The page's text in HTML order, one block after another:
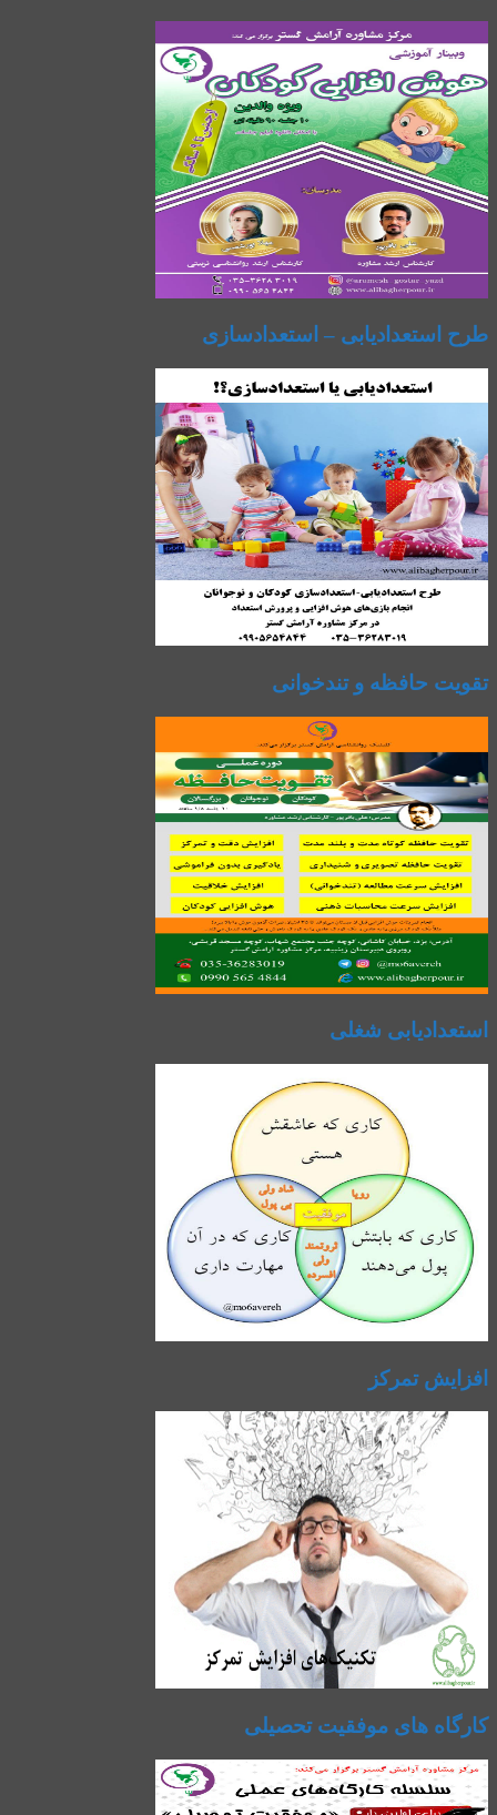
طرح استعدادیابی – استعدادسازی
تقویت حافظه و تندخوانی
استعدادیابی شغلی
افزایش تمرکز
کارگاه های موفقیت تحصیلی